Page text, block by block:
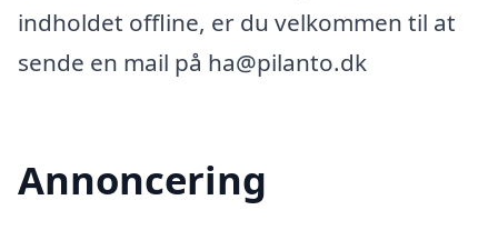
indholdet offline, er du velkommen til at
sende en mail på ha@pilanto.dk
Annoncering